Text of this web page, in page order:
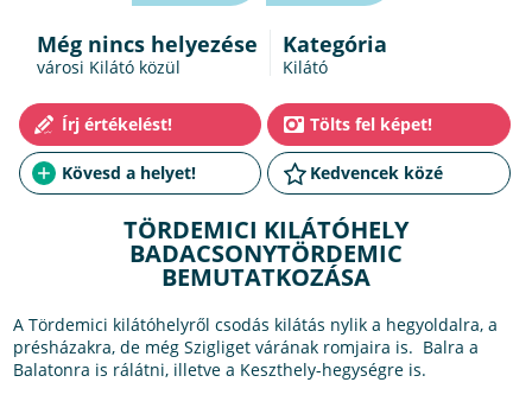
Még nincs helyezése
városi Kilátó közül
Kategória
Kilátó
TÖRDEMICI KILÁTÓHELY
BADACSONYTÖRDEMIC
BEMUTATKOZÁSA
A Tördemici kilátóhelyről csodás kilátás nylik a hegyoldalra, a
présházakra, de még Szigliget várának romjaira is. Balra a
Balatonra is rálátni, illetve a Keszthely-hegységre is.